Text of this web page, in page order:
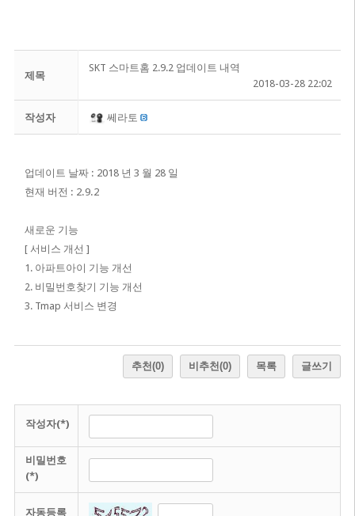
제목
SKT 스마트홈 2.9.2 업데이트 내역
2018-03-28 22:02
작성자 쎄라토
업데이트 날짜 : 2018 년 3 월 28 일
현재 버전 : 2.9.2
새로운 기능
[ 서비스 개선 ]
1. 아파트아이 기능 개선
2. 비밀번호찾기 기능 개선
3. Tmap 서비스 변경
추천(0) 비추천(0) 목록 글쓰기
작성자(*)
비밀번호
(*)
자동등록